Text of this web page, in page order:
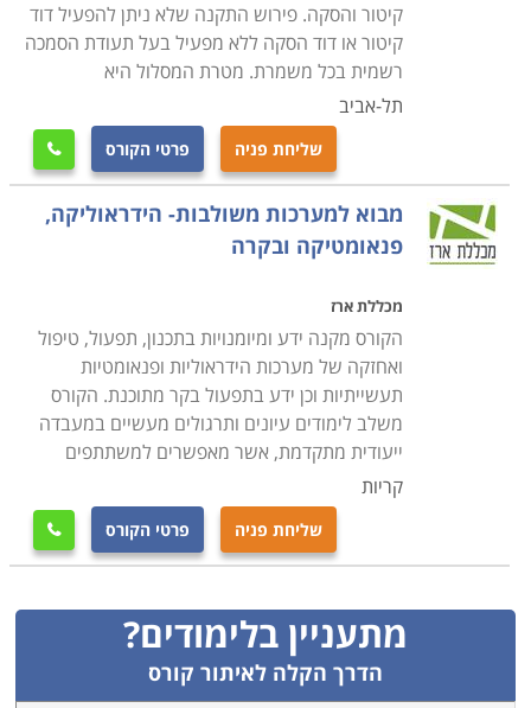
קיטור והסקה. פירוש התקנה שלא ניתן להפעיל דוד
קיטור או דוד הסקה ללא מפעיל בעל תעודת הסמכה
רשמית בכל משמרת. מטרת המסלול היא
תל-אביב
שליחת פניה פרטי הקורס 
מבוא למערכות משולבות- הידראוליקה,
פנאומטיקה ובקרה
מכללת ארז
הקורס מקנה ידע ומיומנויות בתכנון, תפעול, טיפול
ואחזקה של מערכות הידראוליות ופנאומטיות
תעשייתיות וכן ידע בתפעול בקר מתוכנת. הקורס
משלב לימודים עיונים ותרגולים מעשיים במעבדה
ייעודית מתקדמת, אשר מאפשרים למשתתפים
קריות
שליחת פניה פרטי הקורס 
מתעניין בלימודים?
הדרך הקלה לאיתור קורס